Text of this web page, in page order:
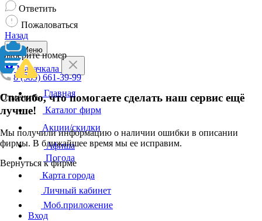
Ответить
Пожаловаться
Назад
Выберите номер
8 (989) 661-39-99
Отменить
Спасибо, что помогаете сделать наш сервис ещё
лучше!
Мы получили информацию о наличии ошибки в описании
фирмы. В ближайшее время мы ее исправим.
Вернуться к фирме
Меню
Махачкала
Главная
Каталог фирм
Акции/скидки
Афиша
Погода
Карта города
Личный кабинет
Моб.приложение
Вход